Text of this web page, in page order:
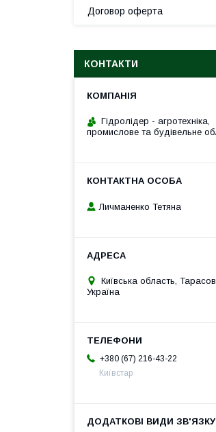
Договор оферта
КОНТАКТИ
Гідролідер - агротехніка,
промислове та будівельне
Личманенко Тетяна
Київська область,
Україна
+380 (67) 216-43-22
Київстар